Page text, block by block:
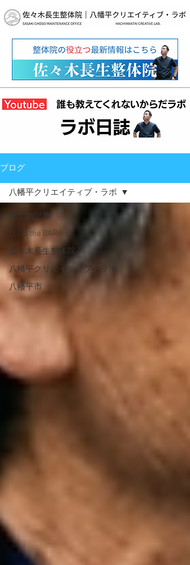
ブログ
全ての記事
LEOS the BAR
佐々木長生整体院
八幡平クリエイティブ・ラボ
八幡平市
八幡平クリエイティブ・ラボ